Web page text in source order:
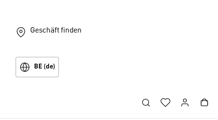
Geschäft finden
BE (de)